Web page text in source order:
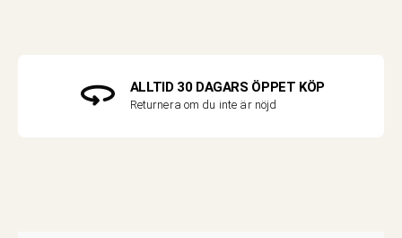
ALLTID 30 DAGARS ÖPPET KÖP
Returnera om du inte är nöjd